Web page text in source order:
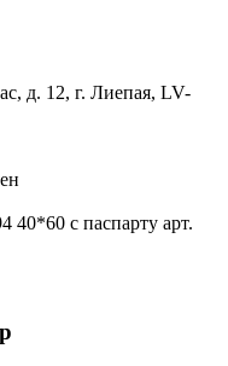
д. 12, г. Лиепая, LV-
40*60 с паспарту арт.